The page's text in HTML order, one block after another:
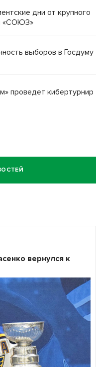
дни от крупного
«СОЮЗ»
выборов в Госдуму
проведет кибертурнир
вернулся к